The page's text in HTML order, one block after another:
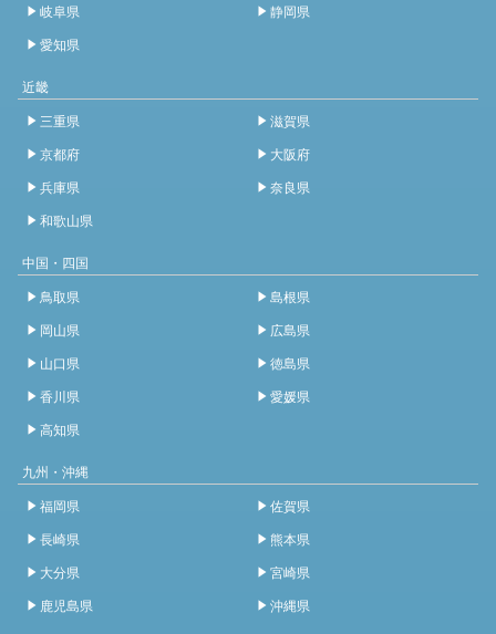
岐阜県
静岡県
愛知県
近畿
三重県
滋賀県
京都府
大阪府
兵庫県
奈良県
和歌山県
中国・四国
鳥取県
島根県
岡山県
広島県
山口県
徳島県
香川県
愛媛県
高知県
九州・沖縄
福岡県
佐賀県
長崎県
熊本県
大分県
宮崎県
鹿児島県
沖縄県